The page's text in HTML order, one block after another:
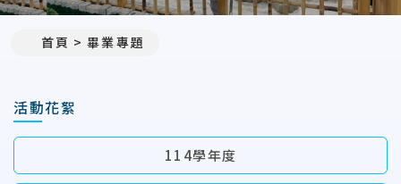
首頁 畢業專題
活動花絮
114學年度